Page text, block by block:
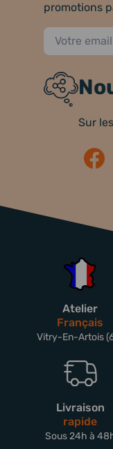
promotions
Sur
Atelier
Français
Vitry-En-Artois
Livraison
rapide
Sous 24h à